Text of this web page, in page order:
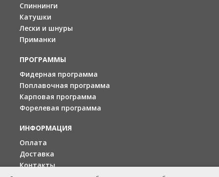
Спиннинги
Катушки
Лески и шнуры
Приманки
ПРОГРАММЫ
Фидерная программа
Поплавочная программа
Карповая программа
Форелевая программа
ИНФОРМАЦИЯ
Оплата
Доставка
Контакты